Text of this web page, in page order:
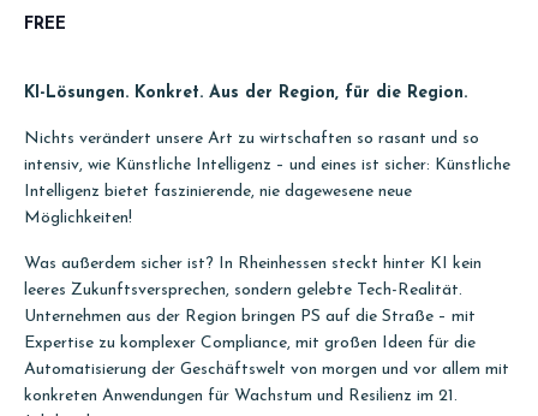
FREE
KI-Lösungen. Konkret. Aus der Region, für die Region.
Nichts verändert unsere Art zu wirtschaften so rasant und so
intensiv, wie Künstliche Intelligenz – und eines ist sicher: Künstliche
Intelligenz bietet faszinierende, nie dagewesene neue
Möglichkeiten!
Was außerdem sicher ist? In Rheinhessen steckt hinter KI kein
leeres Zukunftsversprechen, sondern gelebte Tech-Realität.
Unternehmen aus der Region bringen PS auf die Straße – mit
Expertise zu komplexer Compliance, mit großen Ideen für die
Automatisierung der Geschäftswelt von morgen und vor allem mit
konkreten Anwendungen für Wachstum und Resilienz im 21.